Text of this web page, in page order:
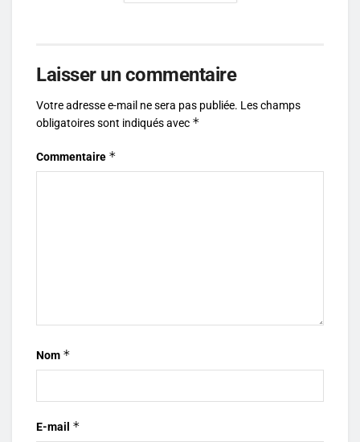
Laisser un commentaire
Votre adresse e-mail ne sera pas publiée. Les champs
obligatoires sont indiqués avec *
Commentaire *
Nom *
E-mail *